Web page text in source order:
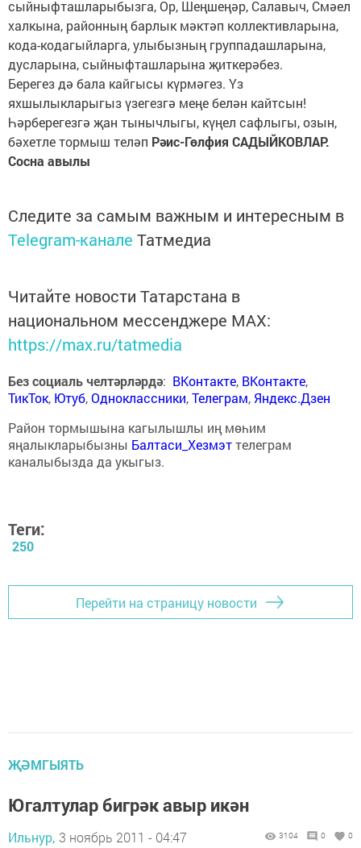
сыйныфташларыбызга, Ор, Шеңшеңәр, Салавыч, Смәел
халкына, районның барлык мәктәп коллективларына,
кода-кодагыйларга, улыбызның группадашларына,
дусларына, сыйныфташларына җиткерәбез.
Берегез дә бала кайгысы күрмәгез. Үз
яхшылыкларыгыз үзегезгә меңе белән кайтсын!
Һәрберегезгә җан тынычлыгы, күңел сафлыгы, озын,
бәхетле тормыш теләп Рәис-Гөлфия САДЫЙКОВЛАР.
Сосна авылы
Следите за самым важным и интересным в
Telegram-канале Татмедиа
Читайте новости Татарстана в
национальном мессенджере MАХ:
https://max.ru/tatmedia
Без социаль челтәрләрдә: ВКонтакте, ВКонтакте,
ТикТок, Ютуб,Одноклассники,Телеграм, Яндекс.Дзен
Район тормышына кагылышлы иң мөһим
яңалыкларыбызны Балтаси_Хезмэттелеграм
каналыбызда да укыгыз.
Теги:
250
Перейти на страницу новости
ҖӘМГЫЯТЬ
Югалтулар бигрәк авыр икән
Ильнур, 3 ноябрь 2011 - 04:47 3104 0 0